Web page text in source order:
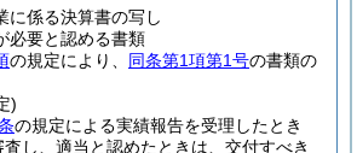
に係る決算書の写し
必要と認める書類
の規定により、 同条第1項第1号の書類の
)
の規定による実績報告を受理したとき
し、適当と認めたときは、交付すべき